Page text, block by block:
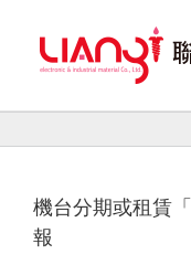
content
機台分期或租賃
報